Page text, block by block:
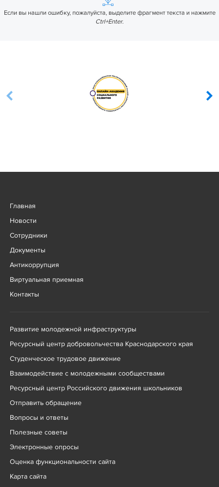
Если вы нашли ошибку, пожалуйста, выделите фрагмент текста и нажмите
Ctrl+Enter.
Главная
Новости
Сотрудники
Документы
Антикоррупция
Виртуальная приемная
Контакты
Развитие молодежной инфраструктуры
Ресурсный центр добровольчества Краснодарского края
Студенческое трудовое движение
Взаимодействие с молодежными сообществами
Ресурсный центр Российского движения школьников
Отправить обращение
Вопросы и ответы
Полезные советы
Электронные опросы
Оценка функциональности сайта
Карта сайта